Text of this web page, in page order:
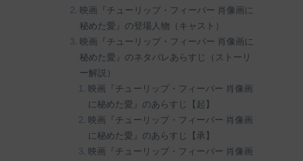
映画『チューリップ・フィーバー 肖像画に
秘めた愛』の登場人物（キャスト）
映画『チューリップ・フィーバー 肖像画に
秘めた愛』のネタバレあらすじ（ストーリ
ー解説）
映画『チューリップ・フィーバー 肖像画
に秘めた愛』のあらすじ【起】
映画『チューリップ・フィーバー 肖像画
に秘めた愛』のあらすじ【承】
映画『チューリップ・フィーバー 肖像画